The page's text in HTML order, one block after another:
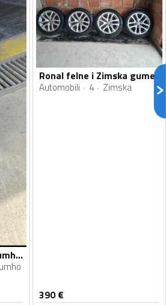
Ronal felne i AudiA6Kumho gume
Ronal felne i Zimska gume
Automobili 4 Zimska
390€